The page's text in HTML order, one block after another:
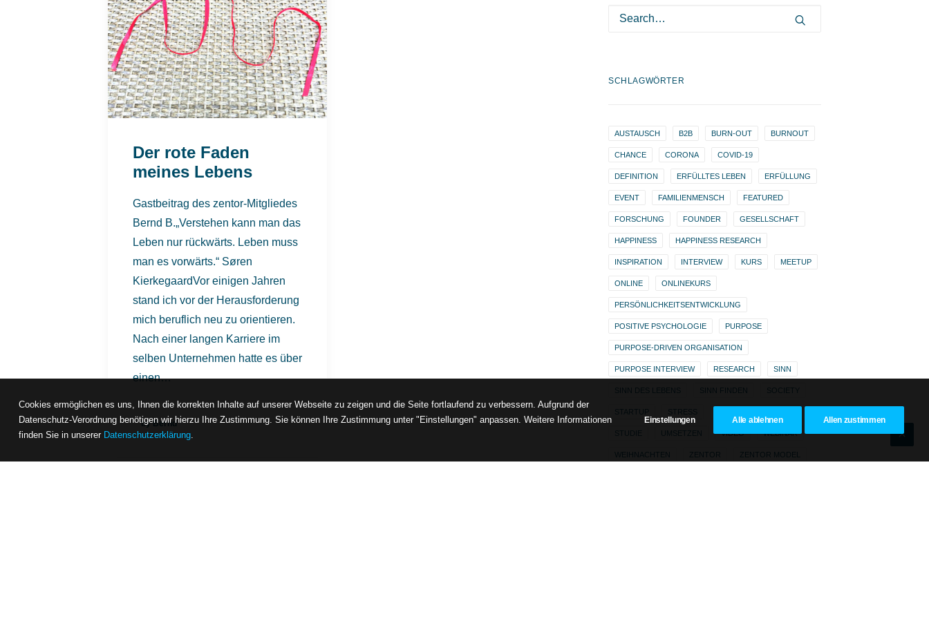
Der rote Faden
meines Lebens
Gastbeitrag des zentor-Mitgliedes
Bernd B.„Verstehen kann man das
Leben nur rückwärts. Leben muss
man es vorwärts.“ Søren
KierkegaardVor einigen Jahren
stand ich vor der Herausforderung
mich beruflich neu zu orientieren.
Nach einer langen Karriere im
selben Unternehmen hatte es über
einen…
by Bernd
SCHLAGWÖRTER
AUSTAUSCH B2B BURN-OUT BURNOUT
CHANCE CORONA COVID-19
DEFINITION ERFÜLLTES LEBEN ERFÜLLUNG
EVENT FAMILIENMENSCH FEATURED
FORSCHUNG FOUNDER GESELLSCHAFT
HAPPINESS HAPPINESS RESEARCH
INSPIRATION INTERVIEW KURS MEETUP
ONLINE ONLINEKURS
PERSÖNLICHKEITSENTWICKLUNG
POSITIVE PSYCHOLOGIE PURPOSE
PURPOSE-DRIVEN ORGANISATION
PURPOSE INTERVIEW RESEARCH SINN
SINN DES LEBENS SINN FINDEN SOCIETY
STARTUP STRESS
STUDIE UMSETZEN VIDEO WEBINAR
WEIHNACHTEN ZENTOR ZENTOR MODEL
Cookies ermöglichen es uns, Ihnen die korrekten Inhalte auf unserer Webseite zu zeigen und die Seite fortlaufend zu verbessern. Aufgrund der
Datenschutz-Verordnung benötigen wir hierzu Ihre Zustimmung. Sie können Ihre Zustimmung unter "Einstellungen" anpassen. Weitere Informationen
finden Sie in unserer Datenschutzerklärung.
Einstellungen Alle ablehnen Allen zustimmen